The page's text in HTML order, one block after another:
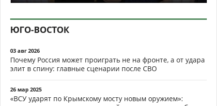
ЮГО-ВОСТОК
03 авг 2026
Почему Россия может проиграть не на фронте, а от удара
элит в спину: главные сценарии после СВО
26 мар 2025
«ВСУ ударят по Крымскому мосту новым оружием»: